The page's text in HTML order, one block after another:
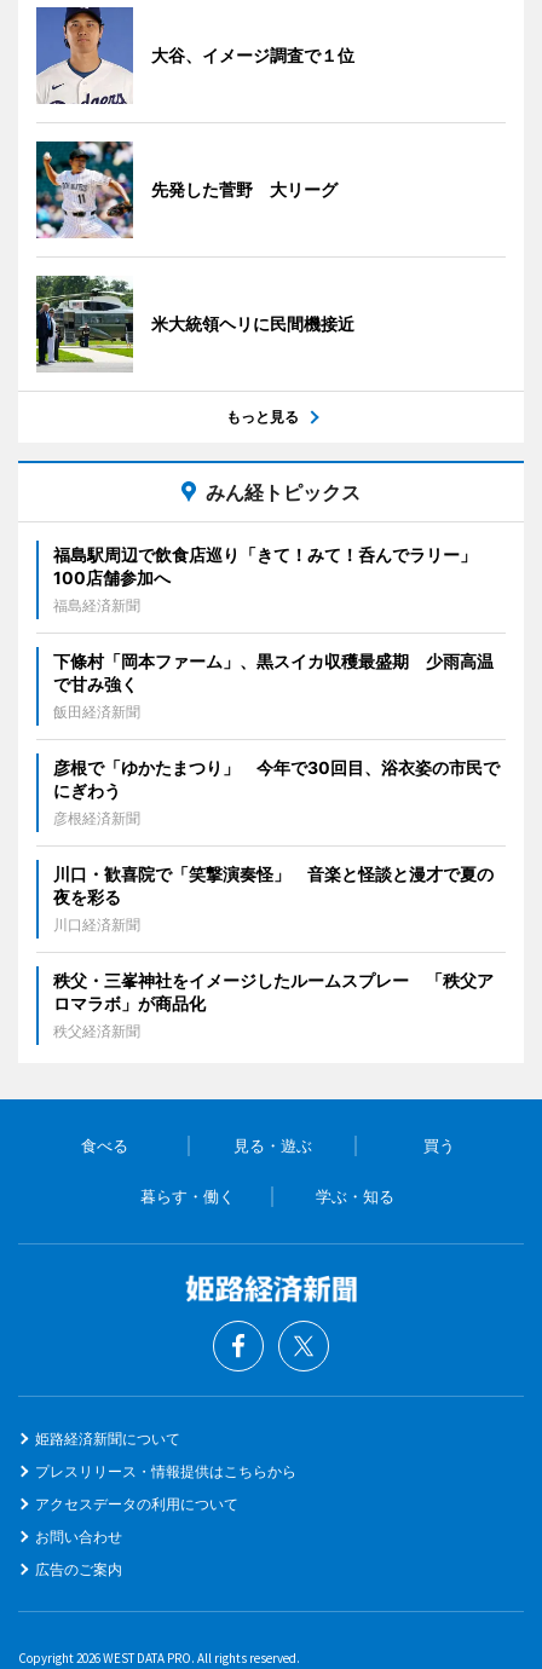
大谷、イメージ調査で１位
先発した菅野 大リーグ
米大統領ヘリに民間機接近
もっと見る
みん経トピックス
福島駅周辺で飲食店巡り「きて！みて！呑んでラリー」
100店舗参加へ
福島経済新聞
下條村「岡本ファーム」、黒スイカ収穫最盛期 少雨高温
で甘み強く
飯田経済新聞
彦根で「ゆかたまつり」 今年で30回目、浴衣姿の市民で
にぎわう
彦根経済新聞
川口・歓喜院で「笑撃演奏怪」 音楽と怪談と漫才で夏の
夜を彩る
川口経済新聞
秩父・三峯神社をイメージしたルームスプレー 「秩父ア
ロマラボ」が商品化
秩父経済新聞
食べる 見る・遊ぶ 買う
暮らす・働く 学ぶ・知る
姫路経済新聞について
プレスリリース・情報提供はこちらから
アクセスデータの利用について
お問い合わせ
広告のご案内
Copyright 2026 WEST DATA PRO. All rights reserved.